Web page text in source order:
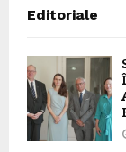
Editoriale